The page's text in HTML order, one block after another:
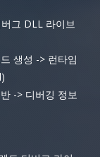
그 DLL 라이브
생성 -> 런타임
-> 디버깅 정보